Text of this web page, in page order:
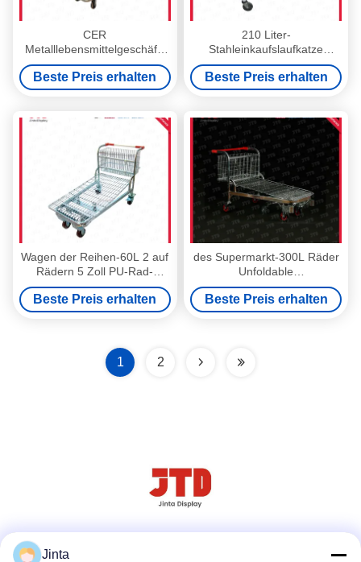
CER
Metalllebensmittelgeschäft-
Wagen mit den Rädern, die
150 Liter im amerikanischen
Stil ausbreiten
Beste Preis erhalten
210 Liter-
Stahleinkaufslaufkatze
Wagen
Beste Preis erhalten
Wagen der Reihen-60L 2 auf
Rädern 5 Zoll PU-Rad-
Chrome-Platte
Beste Preis erhalten
des Supermarkt-300L Räder
Unfoldable
Lagerhilfsarbeiter-der
Laufkatzen-4
Beste Preis erhalten
1 2
Jinta